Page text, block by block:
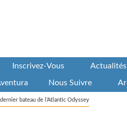
Inscrivez-Vous Actualités
Nous Suivre
bateau de l’Atlantic Odyssey